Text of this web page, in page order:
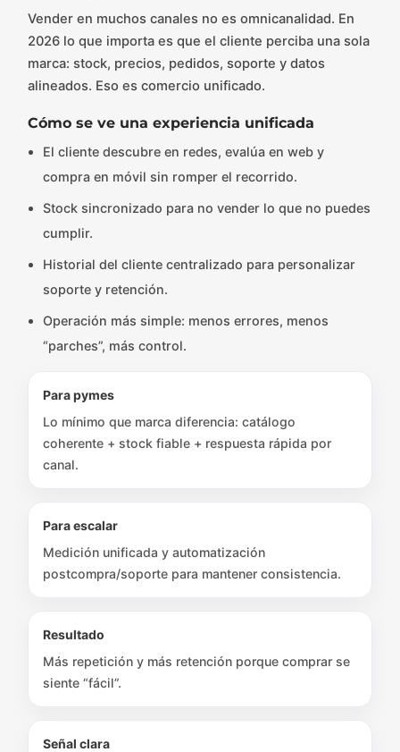
Vender en muchos canales no es omnicanalidad. En
2026 lo que importa es que el cliente perciba una sola
marca: stock, precios, pedidos, soporte y datos
alineados. Eso es comercio unificado.
Cómo se ve una experiencia unificada
El cliente descubre en redes, evalúa en web y
compra en móvil sin romper el recorrido.
Stock sincronizado para no vender lo que no puedes
cumplir.
Historial del cliente centralizado para personalizar
soporte y retención.
Operación más simple: menos errores, menos
“parches”, más control.
Para pymes
Lo mínimo que marca diferencia: catálogo
coherente + stock fiable + respuesta rápida por
canal.
Para escalar
Medición unificada y automatización
postcompra/soporte para mantener consistencia.
Resultado
Más repetición y más retención porque comprar se
siente “fácil”.
Señal clara